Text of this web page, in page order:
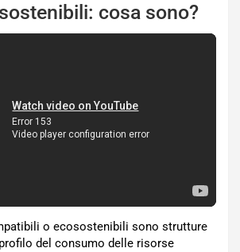
cosa sono?
o ecosostenibili sono strutture
del consumo delle risorse